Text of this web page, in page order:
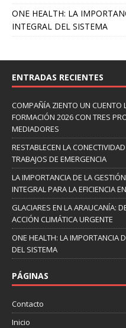
ONE HEALTH: LA
INTEGRAL DEL SISTEMA
ENTRADAS RECIENTES
COMPAÑÍA ZIENTO UN CUENTO
FORMACIÓN 2026 CON TRES
MEDIADORES
RESTABLECEN LA
TRABAJOS DE EMERGENCIA
LA IMPORTANCIA DE LA
INTEGRAL PARA LA EFICIENCIA
GLACIARES EN LA ARAUCANÍA:
ACCIÓN CLIMÁTICA URGENTE
ONE HEALTH: LA IMPORTANCIA
DEL SISTEMA
PÁGINAS
Contacto
Inicio